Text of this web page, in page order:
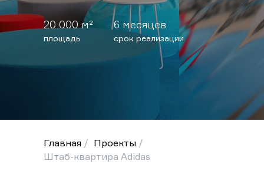
срок реализации
площадь
6 месяцев
20 000 м²
Главная / Проекты /
Штаб-квартира Adidas